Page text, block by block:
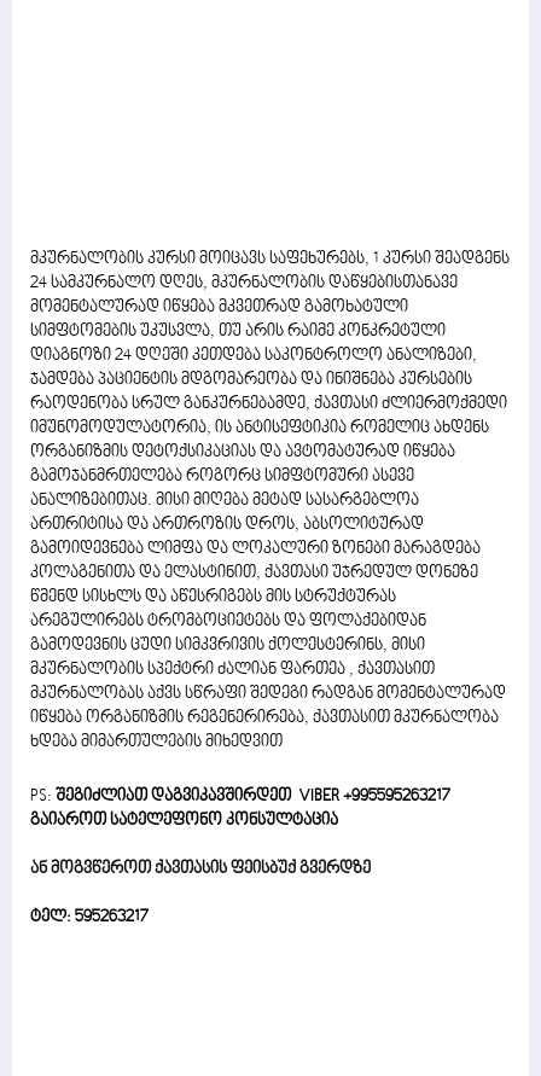
მკურნალობის კურსი მოიცავს საფეხურებს, 1 კურსი შეადგენს
24 სამკურნალო დღეს, მკურნალობის დაწყებისთანავე
მომენტალურად იწყება მკვეთრად გამოხატული
სიმფტომების უკუსვლა, თუ არის რაიმე კონკრეტული
დიაგნოზი 24 დღეში კეთდება საკონტროლო ანალიზები,
ჯამდება პაციენტის მდგომარეობა და ინიშნება კურსების
რაოდენობა სრულ განკურნებამდე, ქავთასი ძლიერმოქმედი
იმუნომოდულატორია, ის ანტისეფტიკია რომელიც ახდენს
ორგანიზმის დეტოქსიკაციას და ავტომატურად იწყება
გამოჯანმრთელება როგორც სიმფტომური ასევე
ანალიზებითაც. მისი მიღება მეტად სასარგებლოა
ართრიტისა და ართროზის დროს, აბსოლიტურად
გამოიდევნება ლიმფა და ლოკალური ზონები მარაგდება
კოლაგენითა და ელასტინით, ქავთასი უჯრედულ დონეზე
წმენდ სისხლს და აწესრიგებს მის სტრუქტურას
არეგულირებს ტრომბოციეტებს და ფოლაქებიდან
გამოდევნის ცუდი სიმკვრივის ქოლესტერინს, მისი
მკურნალობის სპექტრი ძალიან ფართეა , ქავთასით
მკურნალობას აქვს სწრაფი შედეგი რადგან მომენტალურად
იწყება ორგანიზმის რეგენერირება, ქავთასით მკურნალობა
ხდება მიმართულების მიხედვით
PS: შეგიძლიათ დაგვიკავშირდეთ VIBER +995595263217
გაიაროთ სატელეფონო კონსულტაცია
ან მოგვწეროთ ქავთასის ფეისბუქ გვერდზე
ტელ: 595263217